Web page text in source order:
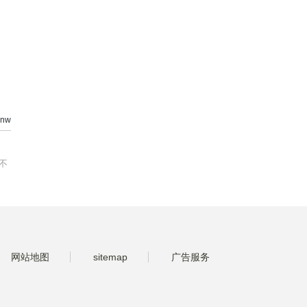
网站地图 sitemap 广告服务